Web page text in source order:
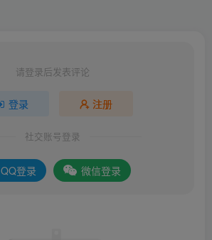
请登录后发表评论
登录 注册
社交账号登录
QQ登录 微信登录